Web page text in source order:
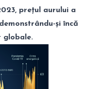
prețul aurului a
și încă
globale.